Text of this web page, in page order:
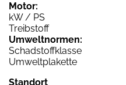
Motor:
kW / PS
Treibstoff
Umweltnormen:
Schadstoffklasse
Umweltplakette
Standort